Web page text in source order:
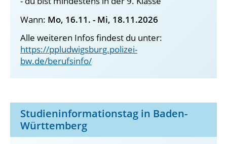
Wann: Mo, 16.11. - Mi, 18.11.2026
Alle weiteren Infos findest du unter:
https://ppludwigsburg.polizei-
bw.de/berufsinfo/
Studieninformationstag in Baden-
Württemberg